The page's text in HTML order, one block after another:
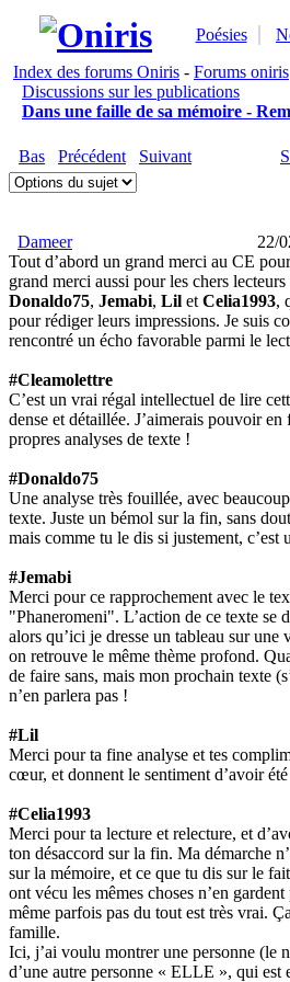
Poésies
Index des forums Oniris - Forums oniris
Discussions sur les publications
Dans une faille de sa mémoire -
Bas Précédent Suivant
Dameer 22/
Tout d’abord un grand merci au CE
grand merci aussi pour les chers lecteurs
Donaldo75, Jemabi, Lil et Celia1993,
pour rédiger leurs impressions. Je suis
rencontré un écho favorable parmi le
#Cleamolettre
C’est un vrai régal intellectuel de lire
dense et détaillée. J’aimerais pouvoir en
propres analyses de texte !
#Donaldo75
Une analyse très fouillée, avec
texte. Juste un bémol sur la fin, sans
mais comme tu le dis si justement, c’est
#Jemabi
Merci pour ce rapprochement avec le
"Phaneromeni". L’action de ce texte se
alors qu’ici je dresse un tableau sur une
on retrouve le même thème profond.
de faire sans, mais mon prochain texte
n’en parlera pas !
#Lil
Merci pour ta fine analyse et tes
cœur, et donnent le sentiment d’avoir
#Celia1993
Merci pour ta lecture et relecture, et
ton désaccord sur la fin. Ma démarche
sur la mémoire, et ce que tu dis sur le
ont vécu les mêmes choses n’en
même parfois pas du tout est très vrai.
famille.
Ici, j’ai voulu montrer une personne (le
d’une autre personne « ELLE », qui est